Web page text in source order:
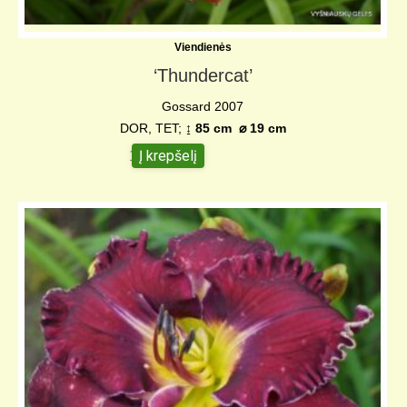
Viendienės
‘Thundercat’
Gossard 2007
DOR, TET; ↨ 85 cm ⌀ 19 cm
12,00€
Į krepšelį